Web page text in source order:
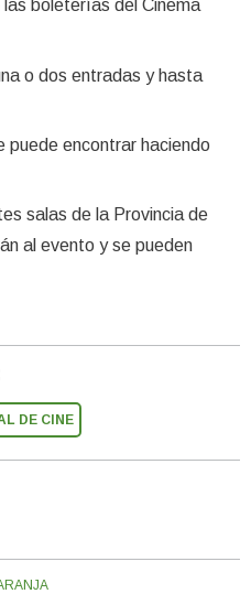
boleterías del Cinema
o dos entradas y hasta
puede encontrar haciendo
salas de la Provincia de
al evento y se pueden
DE CINE